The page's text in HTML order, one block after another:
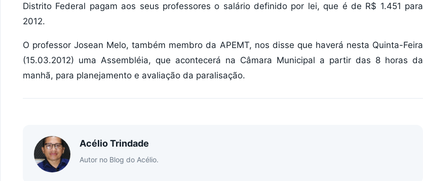
Distrito Federal pagam aos seus professores o salário definido por lei, que é de R$ 1.451 para
2012.
O professor Josean Melo, também membro da APEMT, nos disse que haverá nesta Quinta-Feira
(15.03.2012) uma Assembléia, que acontecerá na Câmara Municipal a partir das 8 horas da
manhã, para planejamento e avaliação da paralisação.
Acélio Trindade
Autor no Blog do Acélio.